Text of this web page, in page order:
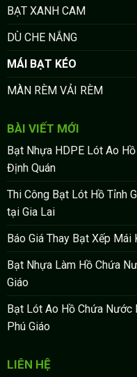
BẠT XANH CAM
DÙ CHE NẮNG
MÁI BẠT KÉO
MÀN RÈM VẢI RÈM
BÀI VIẾT MỚI
Bạt Nhựa HDPE Lót Ao
Định Quán
Thi Công Bạt Lót Hồ Tỉnh
tại Gia Lai
Báo Giá Thay Bạt Xếp Mái
Bạt Nhựa Làm Hồ Chứa
Giáo
Bạt Lót Ao Hồ Chứa Nước
Phú Giáo
LIÊN HỆ